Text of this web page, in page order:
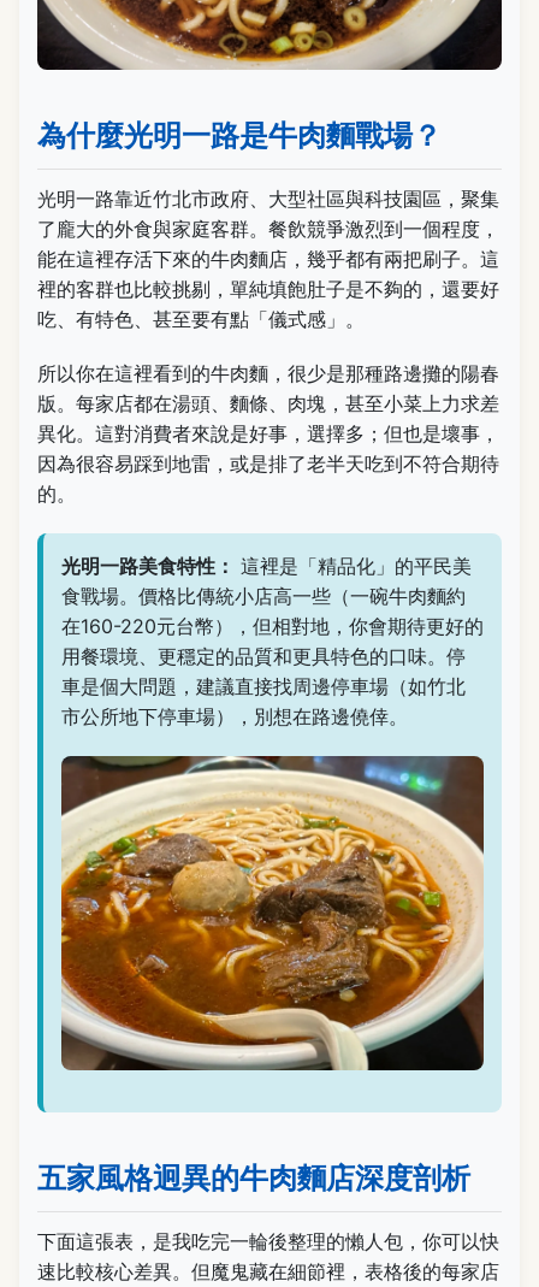
為什麼光明一路是牛肉麵戰場？
光明一路靠近竹北市政府、大型社區與科技園區，聚集
了龐大的外食與家庭客群。餐飲競爭激烈到一個程度，
能在這裡存活下來的牛肉麵店，幾乎都有兩把刷子。這
裡的客群也比較挑剔，單純填飽肚子是不夠的，還要好
吃、有特色、甚至要有點「儀式感」。
所以你在這裡看到的牛肉麵，很少是那種路邊攤的陽春
版。每家店都在湯頭、麵條、肉塊，甚至小菜上力求差
異化。這對消費者來說是好事，選擇多；但也是壞事，
因為很容易踩到地雷，或是排了老半天吃到不符合期待
的。
光明一路美食特性： 這裡是「精品化」的平民美
食戰場。價格比傳統小店高一些（一碗牛肉麵約
在160-220元台幣），但相對地，你會期待更好的
用餐環境、更穩定的品質和更具特色的口味。停
車是個大問題，建議直接找周邊停車場（如竹北
市公所地下停車場），別想在路邊僥倖。
五家風格迥異的牛肉麵店深度剖析
下面這張表，是我吃完一輪後整理的懶人包，你可以快
速比較核心差異。但魔鬼藏在細節裡，表格後的每家店